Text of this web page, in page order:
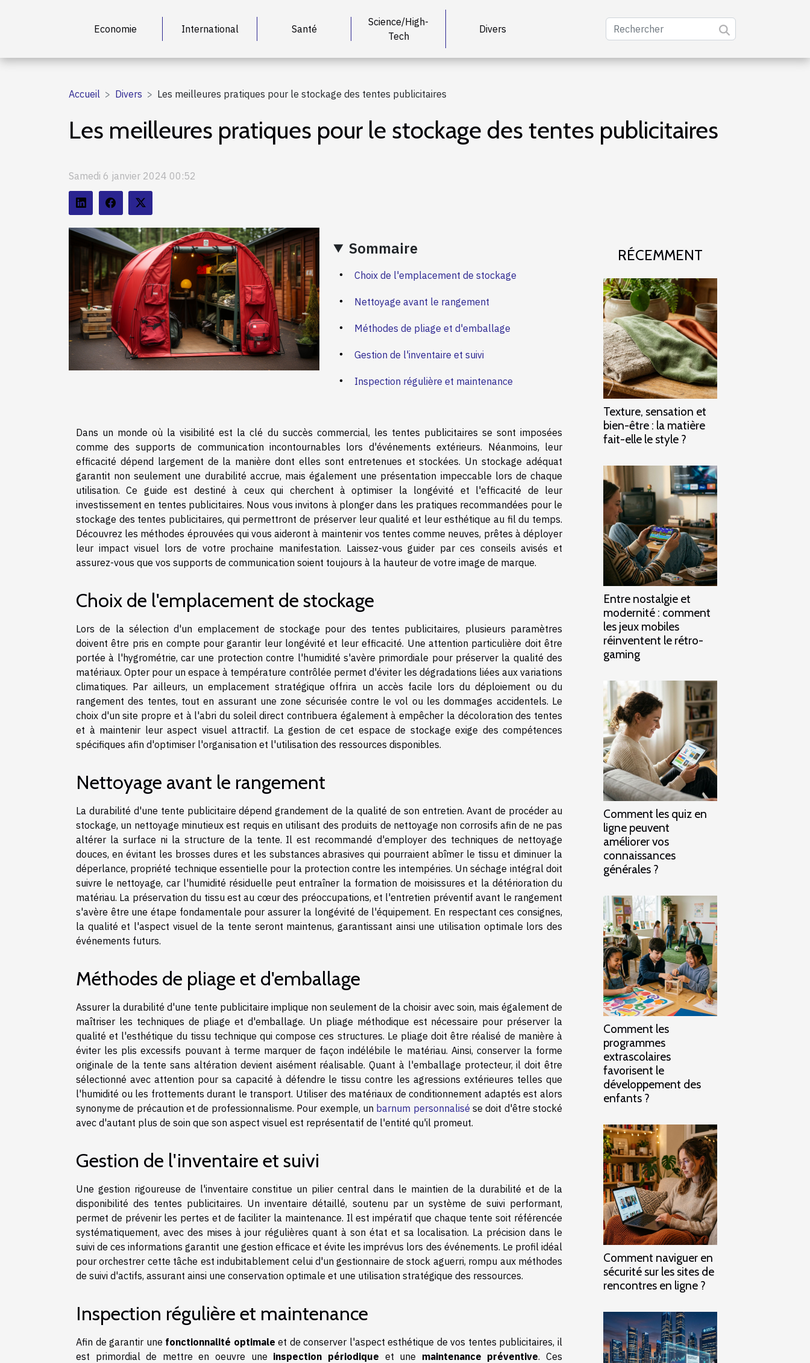
Economie International Santé
Science/High-
Tech
Divers
Accueil Divers Les meilleures pratiques pour le stockage des tentes publicitaires
Les meilleures pratiques pour le stockage des tentes publicitaires
Samedi 6 janvier 2024 00:52
Sommaire
Choix de l'emplacement de stockage
Nettoyage avant le rangement
Méthodes de pliage et d'emballage
Gestion de l'inventaire et suivi
Inspection régulière et maintenance
Dans un monde où la visibilité est la clé du succès commercial, les tentes publicitaires se sont imposées
comme des supports de communication incontournables lors d'événements extérieurs. Néanmoins, leur
efficacité dépend largement de la manière dont elles sont entretenues et stockées. Un stockage adéquat
garantit non seulement une durabilité accrue, mais également une présentation impeccable lors de chaque
utilisation. Ce guide est destiné à ceux qui cherchent à optimiser la longévité et l'efficacité de leur
investissement en tentes publicitaires. Nous vous invitons à plonger dans les pratiques recommandées pour le
stockage des tentes publicitaires, qui permettront de préserver leur qualité et leur esthétique au fil du temps.
Découvrez les méthodes éprouvées qui vous aideront à maintenir vos tentes comme neuves, prêtes à déployer
leur impact visuel lors de votre prochaine manifestation. Laissez-vous guider par ces conseils avisés et
assurez-vous que vos supports de communication soient toujours à la hauteur de votre image de marque.
Choix de l'emplacement de stockage
Lors de la sélection d'un emplacement de stockage pour des tentes publicitaires, plusieurs paramètres
doivent être pris en compte pour garantir leur longévité et leur efficacité. Une attention particulière doit être
portée à l'hygrométrie, car une protection contre l'humidité s'avère primordiale pour préserver la qualité des
matériaux. Opter pour un espace à température contrôlée permet d'éviter les dégradations liées aux variations
climatiques. Par ailleurs, un emplacement stratégique offrira un accès facile lors du déploiement ou du
rangement des tentes, tout en assurant une zone sécurisée contre le vol ou les dommages accidentels. Le
choix d'un site propre et à l'abri du soleil direct contribuera également à empêcher la décoloration des tentes
et à maintenir leur aspect visuel attractif. La gestion de cet espace de stockage exige des compétences
spécifiques afin d'optimiser l'organisation et l'utilisation des ressources disponibles.
Nettoyage avant le rangement
La durabilité d'une tente publicitaire dépend grandement de la qualité de son entretien. Avant de procéder au
stockage, un nettoyage minutieux est requis en utilisant des produits de nettoyage non corrosifs afin de ne pas
altérer la surface ni la structure de la tente. Il est recommandé d'employer des techniques de nettoyage
douces, en évitant les brosses dures et les substances abrasives qui pourraient abîmer le tissu et diminuer la
déperlance, propriété technique essentielle pour la protection contre les intempéries. Un séchage intégral doit
suivre le nettoyage, car l'humidité résiduelle peut entraîner la formation de moisissures et la détérioration du
matériau. La préservation du tissu est au cœur des préoccupations, et l'entretien préventif avant le rangement
s'avère être une étape fondamentale pour assurer la longévité de l'équipement. En respectant ces consignes,
la qualité et l'aspect visuel de la tente seront maintenus, garantissant ainsi une utilisation optimale lors des
événements futurs.
Méthodes de pliage et d'emballage
Assurer la durabilité d'une tente publicitaire implique non seulement de la choisir avec soin, mais également de
maîtriser les techniques de pliage et d'emballage. Un pliage méthodique est nécessaire pour préserver la
qualité et l'esthétique du tissu technique qui compose ces structures. Le pliage doit être réalisé de manière à
éviter les plis excessifs pouvant à terme marquer de façon indélébile le matériau. Ainsi, conserver la forme
originale de la tente sans altération devient aisément réalisable. Quant à l'emballage protecteur, il doit être
sélectionné avec attention pour sa capacité à défendre le tissu contre les agressions extérieures telles que
l'humidité ou les frottements durant le transport. Utiliser des matériaux de conditionnement adaptés est alors
synonyme de précaution et de professionnalisme. Pour exemple, un barnum personnalisé se doit d'être stocké
avec d'autant plus de soin que son aspect visuel est représentatif de l'entité qu'il promeut.
Gestion de l'inventaire et suivi
Une gestion rigoureuse de l'inventaire constitue un pilier central dans le maintien de la durabilité et de la
disponibilité des tentes publicitaires. Un inventaire détaillé, soutenu par un système de suivi performant,
permet de prévenir les pertes et de faciliter la maintenance. Il est impératif que chaque tente soit référencée
systématiquement, avec des mises à jour régulières quant à son état et sa localisation. La précision dans le
suivi de ces informations garantit une gestion efficace et évite les imprévus lors des événements. Le profil idéal
pour orchestrer cette tâche est indubitablement celui d'un gestionnaire de stock aguerri, rompu aux méthodes
de suivi d'actifs, assurant ainsi une conservation optimale et une utilisation stratégique des ressources.
Inspection régulière et maintenance
Afin de garantir une fonctionnalité optimale et de conserver l'aspect esthétique de vos tentes publicitaires, il
est primordial de mettre en oeuvre une inspection périodique et une maintenance préventive. Ces
RÉCEMMENT
Texture, sensation et
bien-être : la matière
fait-elle le style ?
Entre nostalgie et
modernité : comment
les jeux mobiles
réinventent le rétro-
gaming
Comment les quiz en
ligne peuvent
améliorer vos
connaissances
générales ?
Comment les
programmes
extrascolaires
favorisent le
développement des
enfants ?
Comment naviguer en
sécurité sur les sites de
rencontres en ligne ?